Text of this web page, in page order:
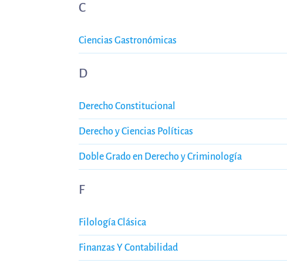
C
Ciencias Gastronómicas
D
Derecho Constitucional
Derecho y Ciencias Políticas
Doble Grado en Derecho y Criminología
F
Filología Clásica
Finanzas Y Contabilidad